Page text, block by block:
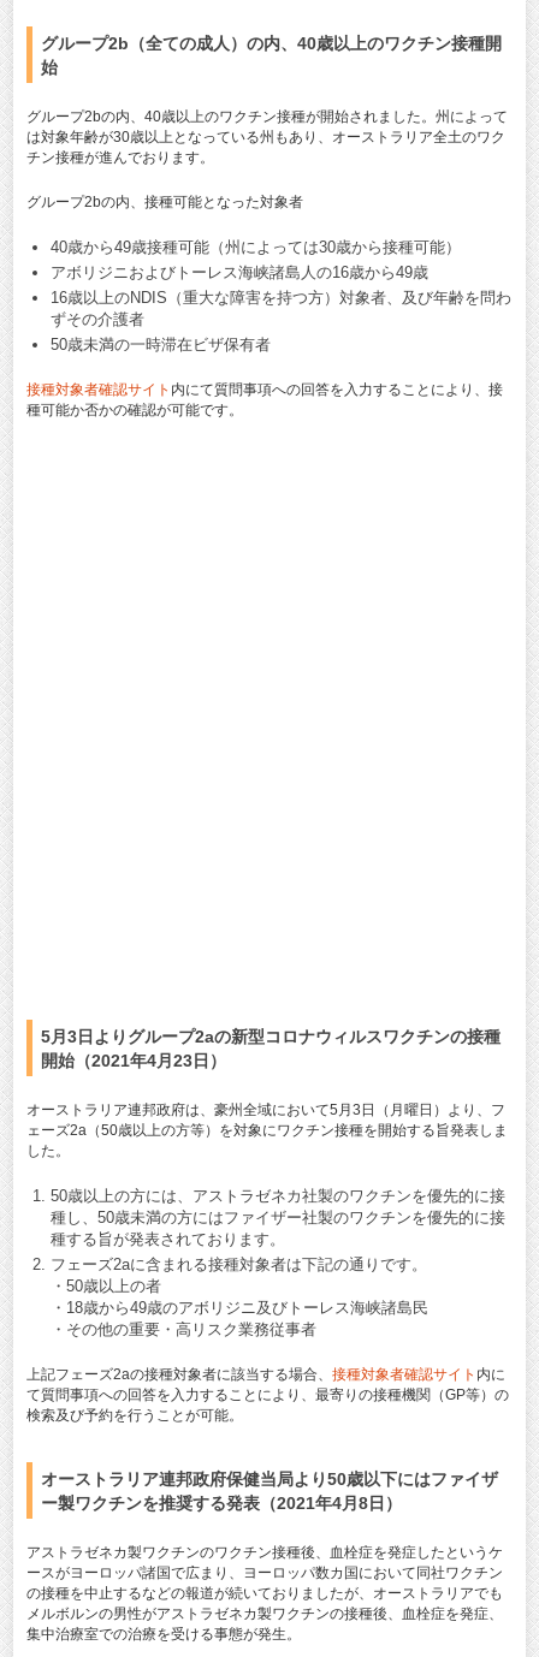
グループ2b（全ての成人）の内、40歳以上のワクチン接種開
始
グループ2bの内、40歳以上のワクチン接種が開始されました。州によって
は対象年齢が30歳以上となっている州もあり、オーストラリア全土のワク
チン接種が進んでおります。
グループ2bの内、接種可能となった対象者
40歳から49歳接種可能（州によっては30歳から接種可能）
アボリジニおよびトーレス海峡諸島人の16歳から49歳
16歳以上のNDIS（重大な障害を持つ方）対象者、及び年齢を問わ
ずその介護者
50歳未満の一時滞在ビザ保有者
接種対象者確認サイト 内にて質問事項への回答を入力することにより、接
種可能か否かの確認が可能です。
5月3日よりグループ2aの新型コロナウィルスワクチンの接種
開始（2021年4月23日）
オーストラリア連邦政府は、豪州全域において5月3日（月曜日）より、フ
ェーズ2a（50歳以上の方等）を対象にワクチン接種を開始する旨発表しま
した。
50歳以上の方には、アストラゼネカ社製のワクチンを優先的に接
種し、50歳未満の方にはファイザー社製のワクチンを優先的に接
種する旨が発表されております。
フェーズ2aに含まれる接種対象者は下記の通りです。
・50歳以上の者
・18歳から49歳のアボリジニ及びトーレス海峡諸島民
・その他の重要・高リスク業務従事者
上記フェーズ2aの接種対象者に該当する場合、 接種対象者確認サイト 内に
て質問事項への回答を入力することにより、最寄りの接種機関（GP等）の
検索及び予約を行うことが可能。
オーストラリア連邦政府保健当局より50歳以下にはファイザ
ー製ワクチンを推奨する発表（2021年4月8日）
アストラゼネカ製ワクチンのワクチン接種後、血栓症を発症したというケ
ースがヨーロッパ諸国で広まり、ヨーロッパ数カ国において同社ワクチン
の接種を中止するなどの報道が続いておりましたが、オーストラリアでも
メルボルンの男性がアストラゼネカ製ワクチンの接種後、血栓症を発症、
集中治療室での治療を受ける事態が発生。